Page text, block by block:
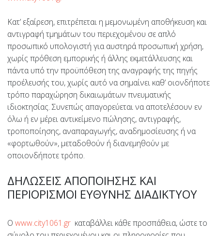
Κατ’ εξαίρεση, επιτρέπεται η μεμονωμένη αποθήκευση και
αντιγραφή τμημάτων του περιεχομένου σε απλό
προσωπικό υπολογιστή για αυστηρά προσωπική χρήση,
χωρίς πρόθεση εμπορικής ή άλλης εκμετάλλευσης και
πάντα υπό την προϋπόθεση της αναγραφής της πηγής
προέλευσής του, χωρίς αυτό να σημαίνει καθ’ οιονδήποτε
τρόπο παραχώρηση δικαιωμάτων πνευματικής
ιδιοκτησίας. Συνεπώς απαγορεύεται να αποτελέσουν εν
όλω ή εν μέρει αντικείμενο πώλησης, αντιγραφής,
τροποποίησης, αναπαραγωγής, αναδημοσίευσης ή να
«φορτωθούν», μεταδοθούν ή διανεμηθούν με
οποιονδήποτε τρόπο.
ΔΗΛΩΣΕΙΣ ΑΠΟΠΟΙΗΣΗΣ ΚΑΙ
ΠΕΡΙΟΡΙΣΜΟΙ ΕΥΘΥΝΗΣ ΔΙΑΔΙΚΤΥΟΥ
Ο www.city1061.gr καταβάλλει κάθε προσπάθεια, ώστε το